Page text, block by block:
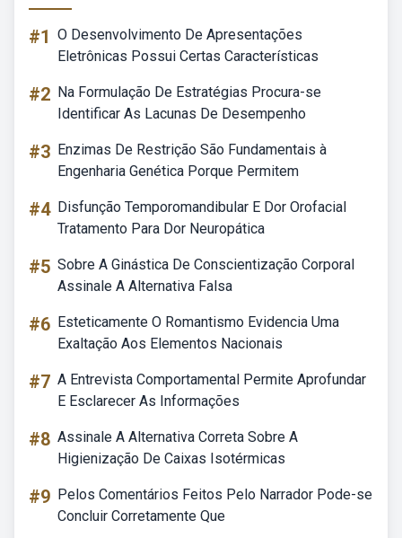
#1 O Desenvolvimento De Apresentações
Eletrônicas Possui Certas Características
#2 Na Formulação De Estratégias Procura-se
Identificar As Lacunas De Desempenho
#3 Enzimas De Restrição São Fundamentais à
Engenharia Genética Porque Permitem
#4 Disfunção Temporomandibular E Dor Orofacial
Tratamento Para Dor Neuropática
#5 Sobre A Ginástica De Conscientização Corporal
Assinale A Alternativa Falsa
#6 Esteticamente O Romantismo Evidencia Uma
Exaltação Aos Elementos Nacionais
#7 A Entrevista Comportamental Permite Aprofundar
E Esclarecer As Informações
#8 Assinale A Alternativa Correta Sobre A
Higienização De Caixas Isotérmicas
#9 Pelos Comentários Feitos Pelo Narrador Pode-se
Concluir Corretamente Que